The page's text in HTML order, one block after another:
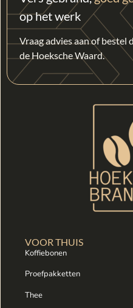
op het werk
Vraag advies aan of
de Hoeksche Waard.
VOOR THUIS
Koffiebonen
Proefpakketten
Thee